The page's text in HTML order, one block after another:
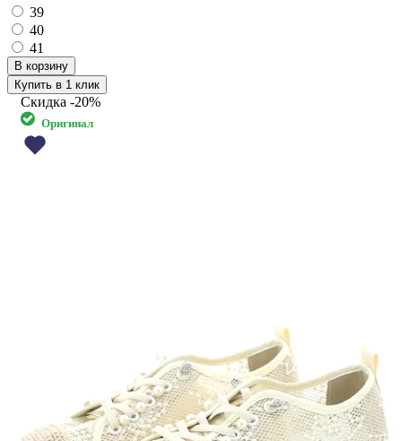
39
40
41
Купить в 1 клик
Скидка -20%
Оригинал